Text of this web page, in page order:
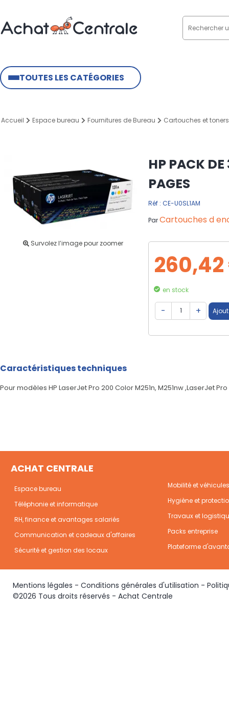
TOUTES LES CATÉGORIES
Accueil Espace bureau Fournitures de Bureau Cartouches et toners
Survolez l’image pour zoomer
HP PACK DE
PAGES
Réf : CE-U0SL1AM
ParCartouches d
en stock
Caractéristiques techniques
Pour modèles HP LaserJet Pro 200 Color M251n, M251nw ,LaserJet
ACHAT CENTRALE
Espace bureau
Téléphonie et informatique
RH, finance et avantages salariés
Communication et cadeaux d'affaires
Sécurité et gestion des locaux
Mobilité et véhicules
Hygiène et
Travaux et
Packs entreprise
Plateforme
Mentions légales - Conditions générales d'utilisation -
©2026 Tous droits réservés - Achat Centrale